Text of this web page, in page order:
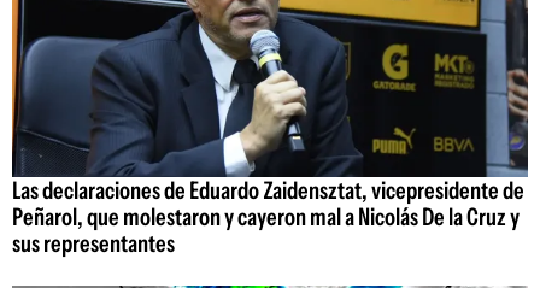
Las declaraciones de Eduardo Zaidensztat, vicepresidente de
Peñarol, que molestaron y cayeron mal a Nicolás De la Cruz y
sus representantes